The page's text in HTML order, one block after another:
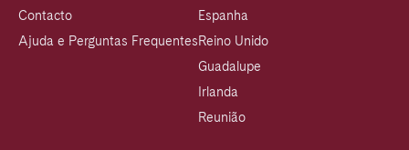
Contacto
Ajuda e Perguntas Frequentes
Espanha
Reino Unido
Guadalupe
Irlanda
Reunião